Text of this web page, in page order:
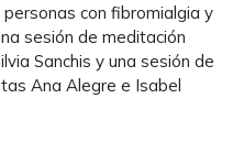
con fibromialgia y
sesión de meditación
Sanchis y una sesión de
Ana Alegre e Isabel